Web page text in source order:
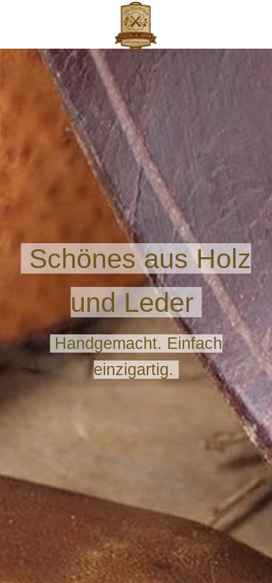
Schönes aus Holz
und Leder
Handgemacht. Einfach
einzigartig.